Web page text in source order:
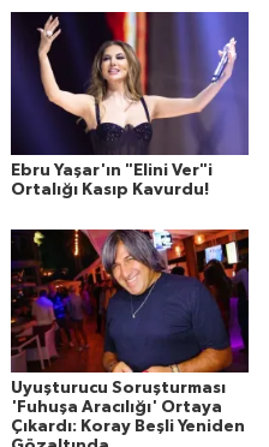
Ebru Yaşar'ın "Elini Ver"i
Ortalığı Kasıp Kavurdu!
Uyuşturucu Soruşturması
'Fuhuşa Aracılığı' Ortaya
Çıkardı: Koray Beşli Yeniden